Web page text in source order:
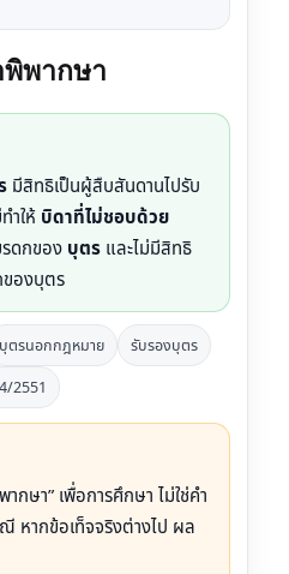
พากษา
มีสิทธิเป็นผู้สืบสันดานไปรับ
ำให้ บิดาที่ไม่ชอบด้วย
ดกของ บุตร และไม่มีสิทธิ
ของบุตร
บุตรนอกกฎหมาย รับรองบุตร
2551
กษา” เพื่อการศึกษา ไม่ใช่คำ
หากข้อเท็จจริงต่างไป ผล